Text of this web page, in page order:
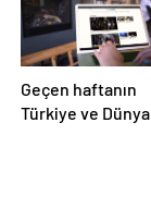
Geçen haftanın
Türkiye ve Dünya